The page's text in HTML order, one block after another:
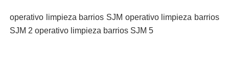
operativo limpieza barrios SJM operativo limpieza barrios
SJM 2 operativo limpieza barrios SJM 5